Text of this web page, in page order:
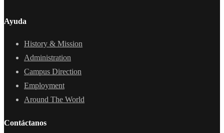
Ayuda
History & Mission
Administration
Campus Direction
Employment
Around The World
Contáctanos